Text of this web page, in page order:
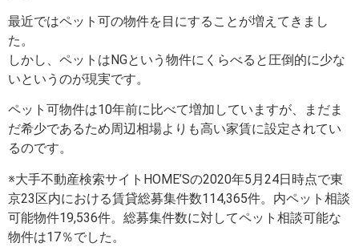
最近ではペット可の物件を目にすることが増えてきまし
た。
しかし、ペットはNGという物件にくらべると圧倒的に少な
いというのが現実です。
ペット可物件は10年前に比べて増加していますが、まだま
だ希少であるため周辺相場よりも高い家賃に設定されてい
るのです。
※大手不動産検索サイトHOME’Sの2020年5月24日時点で東
京23区内における賃貸総募集件数114,365件。内ペット相談
可能物件19,536件。総募集件数に対してペット相談可能な
物件は17％でした。